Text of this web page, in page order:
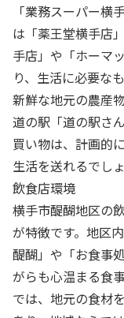
「業務スーパー横
は「薬王堂横手店
手店」や「ホーマ
り、生活に必要な
新鮮な地元の農産
道の駅「道の駅さ
買い物は、計画的
生活を送れるでしょ
飲食店環境
横手市醍醐地区の
が特徴です。地区
醍醐」や「お食事
がらも心温まる食
では、地元の食材